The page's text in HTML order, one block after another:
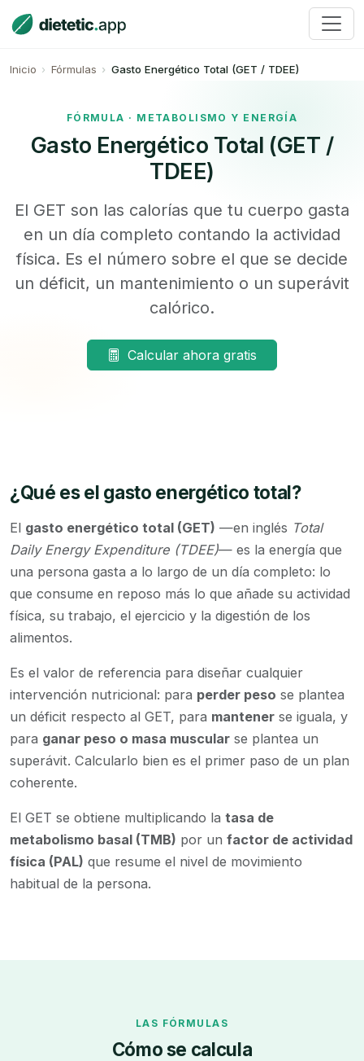
Inicio Fórmulas Gasto Energético Total (GET / TDEE)
FÓRMULA · METABOLISMO Y ENERGÍA
Gasto Energético Total (GET /
TDEE)
El GET son las calorías que tu cuerpo gasta
en un día completo contando la actividad
física. Es el número sobre el que se decide
un déficit, un mantenimiento o un superávit
calórico.
Calcular ahora gratis
¿Qué es el gasto energético total?
El gasto energético total (GET) —en inglés Total
Daily Energy Expenditure (TDEE)— es la energía que
una persona gasta a lo largo de un día completo: lo
que consume en reposo más lo que añade su actividad
física, su trabajo, el ejercicio y la digestión de los
alimentos.
Es el valor de referencia para diseñar cualquier
intervención nutricional: para perder peso se plantea
un déficit respecto al GET, para mantener se iguala, y
para ganar peso o masa muscular se plantea un
superávit. Calcularlo bien es el primer paso de un plan
coherente.
El GET se obtiene multiplicando la tasa de
metabolismo basal (TMB) por un factor de actividad
física (PAL) que resume el nivel de movimiento
habitual de la persona.
LAS FÓRMULAS
Cómo se calcula